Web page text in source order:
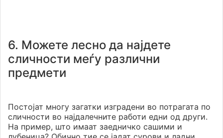
6. Можете лесно да најдете
сличности меѓу различни
предмети
Постојат многу загатки изградени во потрагата по
сличности во најдалечните работи едни од други.
На пример, што имаат заедничко сашими и